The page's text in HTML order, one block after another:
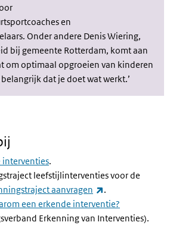
en
Onder andere Denis Wiering,
bij gemeente Rotterdam, komt aan
om optimaal opgroeien van kinderen
dat je doet wat werkt.’
interventies.
leefstijlinterventies voor de
aanvragen
.
een erkende interventie?
Erkenning van Interventies).